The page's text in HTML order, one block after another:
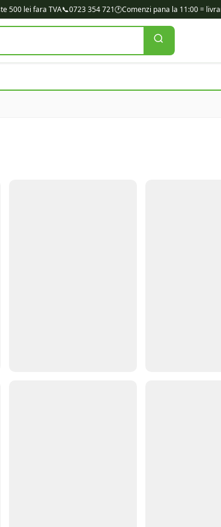
500 lei fara TVA📞0723 354 721🕐Comenzi pana la 11:00 =